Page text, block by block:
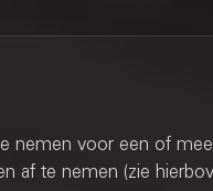
nemen voor een of
af te nemen (zie